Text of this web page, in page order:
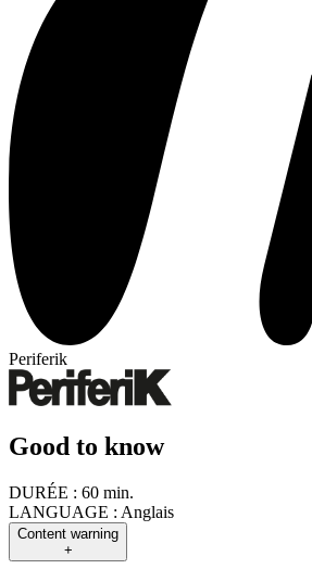
Periferik
Good to know
DURÉE : 60 min.
LANGUAGE : Anglais
Content warning
+